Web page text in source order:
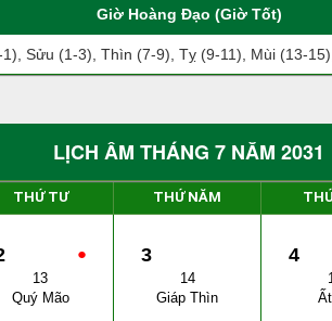
Giờ Hoàng Đạo (Giờ Tốt)
Sửu (1-3), Thìn (7-9), Tỵ (9-11), Mùi (13-
LỊCH ÂM THÁNG 7 NĂM 2031
THỨ TƯ THỨ NĂM
●
13
Quý Mão
3
14
Giáp Thìn
4